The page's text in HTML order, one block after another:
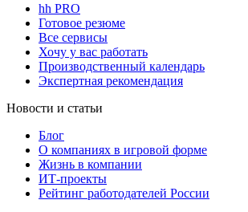
hh PRO
Готовое резюме
Все сервисы
Хочу у вас работать
Производственный календарь
Экспертная рекомендация
Новости и статьи
Блог
О компаниях в игровой форме
Жизнь в компании
ИТ-проекты
Рейтинг работодателей России